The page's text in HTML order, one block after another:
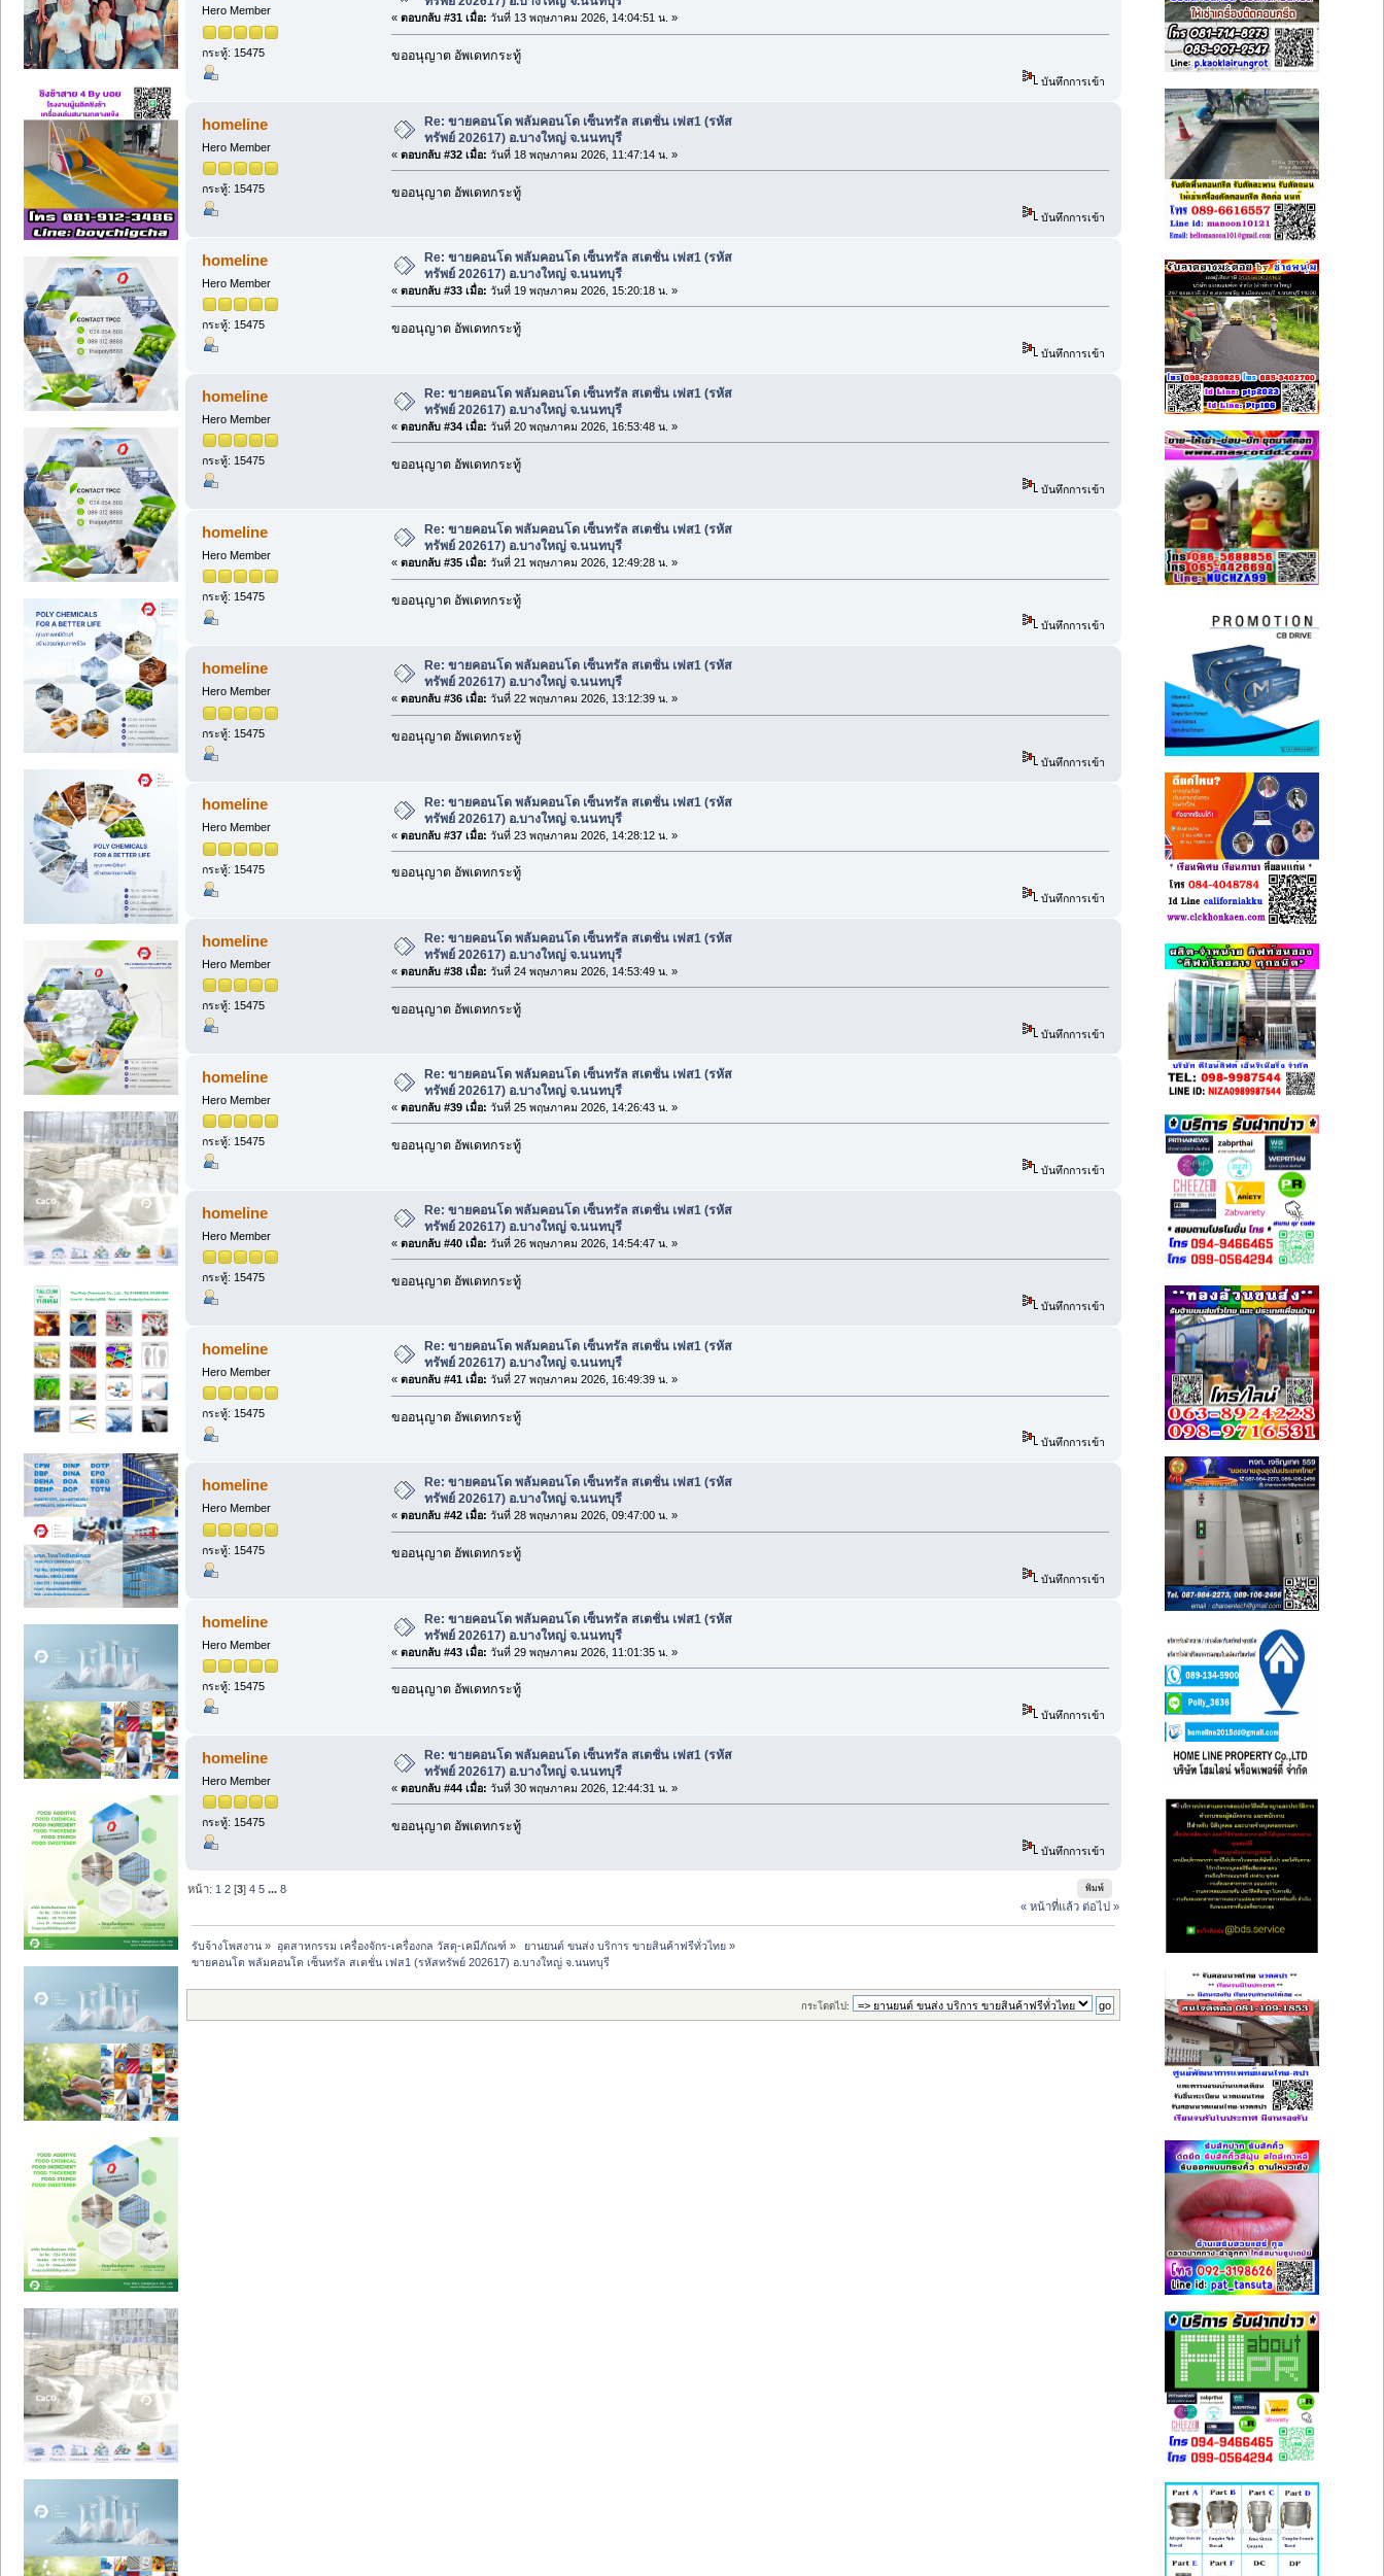
Hero Member
กระทู้: 15475
« ตอบกลับ #31 เมื่อ: วันที่ 13 พฤษภาคม 2026, 14:04:51 น. »
ขออนุญาต อัพเดทกระทู้
บันทึกการเข้า
homeline
Hero Member
กระทู้: 15475
Re: ขายคอนโด พลัมคอนโด เซ็นทรัล สเตชั่น เฟส1 (รหัส
ทรัพย์ 202617) อ.บางใหญ่ จ.นนทบุรี
« ตอบกลับ #32 เมื่อ: วันที่ 18 พฤษภาคม 2026, 11:47:14 น. »
ขออนุญาต อัพเดทกระทู้
บันทึกการเข้า
homeline
Hero Member
กระทู้: 15475
Re: ขายคอนโด พลัมคอนโด เซ็นทรัล สเตชั่น เฟส1 (รหัส
ทรัพย์ 202617) อ.บางใหญ่ จ.นนทบุรี
« ตอบกลับ #33 เมื่อ: วันที่ 19 พฤษภาคม 2026, 15:20:18 น. »
ขออนุญาต อัพเดทกระทู้
บันทึกการเข้า
homeline
Hero Member
กระทู้: 15475
Re: ขายคอนโด พลัมคอนโด เซ็นทรัล สเตชั่น เฟส1 (รหัส
ทรัพย์ 202617) อ.บางใหญ่ จ.นนทบุรี
« ตอบกลับ #34 เมื่อ: วันที่ 20 พฤษภาคม 2026, 16:53:48 น. »
ขออนุญาต อัพเดทกระทู้
บันทึกการเข้า
homeline
Hero Member
กระทู้: 15475
Re: ขายคอนโด พลัมคอนโด เซ็นทรัล สเตชั่น เฟส1 (รหัส
ทรัพย์ 202617) อ.บางใหญ่ จ.นนทบุรี
« ตอบกลับ #35 เมื่อ: วันที่ 21 พฤษภาคม 2026, 12:49:28 น. »
ขออนุญาต อัพเดทกระทู้
บันทึกการเข้า
homeline
Hero Member
กระทู้: 15475
Re: ขายคอนโด พลัมคอนโด เซ็นทรัล สเตชั่น เฟส1 (รหัส
ทรัพย์ 202617) อ.บางใหญ่ จ.นนทบุรี
« ตอบกลับ #36 เมื่อ: วันที่ 22 พฤษภาคม 2026, 13:12:39 น. »
ขออนุญาต อัพเดทกระทู้
บันทึกการเข้า
homeline
Hero Member
กระทู้: 15475
Re: ขายคอนโด พลัมคอนโด เซ็นทรัล สเตชั่น เฟส1 (รหัส
ทรัพย์ 202617) อ.บางใหญ่ จ.นนทบุรี
« ตอบกลับ #37 เมื่อ: วันที่ 23 พฤษภาคม 2026, 14:28:12 น. »
ขออนุญาต อัพเดทกระทู้
บันทึกการเข้า
homeline
Hero Member
กระทู้: 15475
Re: ขายคอนโด พลัมคอนโด เซ็นทรัล สเตชั่น เฟส1 (รหัส
ทรัพย์ 202617) อ.บางใหญ่ จ.นนทบุรี
« ตอบกลับ #38 เมื่อ: วันที่ 24 พฤษภาคม 2026, 14:53:49 น. »
ขออนุญาต อัพเดทกระทู้
บันทึกการเข้า
homeline
Hero Member
กระทู้: 15475
Re: ขายคอนโด พลัมคอนโด เซ็นทรัล สเตชั่น เฟส1 (รหัส
ทรัพย์ 202617) อ.บางใหญ่ จ.นนทบุรี
« ตอบกลับ #39 เมื่อ: วันที่ 25 พฤษภาคม 2026, 14:26:43 น. »
ขออนุญาต อัพเดทกระทู้
บันทึกการเข้า
homeline
Hero Member
กระทู้: 15475
Re: ขายคอนโด พลัมคอนโด เซ็นทรัล สเตชั่น เฟส1 (รหัส
ทรัพย์ 202617) อ.บางใหญ่ จ.นนทบุรี
« ตอบกลับ #40 เมื่อ: วันที่ 26 พฤษภาคม 2026, 14:54:47 น. »
ขออนุญาต อัพเดทกระทู้
บันทึกการเข้า
homeline
Hero Member
กระทู้: 15475
Re: ขายคอนโด พลัมคอนโด เซ็นทรัล สเตชั่น เฟส1 (รหัส
ทรัพย์ 202617) อ.บางใหญ่ จ.นนทบุรี
« ตอบกลับ #41 เมื่อ: วันที่ 27 พฤษภาคม 2026, 16:49:39 น. »
ขออนุญาต อัพเดทกระทู้
บันทึกการเข้า
homeline
Hero Member
กระทู้: 15475
Re: ขายคอนโด พลัมคอนโด เซ็นทรัล สเตชั่น เฟส1 (รหัส
ทรัพย์ 202617) อ.บางใหญ่ จ.นนทบุรี
« ตอบกลับ #42 เมื่อ: วันที่ 28 พฤษภาคม 2026, 09:47:00 น. »
ขออนุญาต อัพเดทกระทู้
บันทึกการเข้า
homeline
Hero Member
กระทู้: 15475
Re: ขายคอนโด พลัมคอนโด เซ็นทรัล สเตชั่น เฟส1 (รหัส
ทรัพย์ 202617) อ.บางใหญ่ จ.นนทบุรี
« ตอบกลับ #43 เมื่อ: วันที่ 29 พฤษภาคม 2026, 11:01:35 น. »
ขออนุญาต อัพเดทกระทู้
บันทึกการเข้า
homeline
Hero Member
กระทู้: 15475
Re: ขายคอนโด พลัมคอนโด เซ็นทรัล สเตชั่น เฟส1 (รหัส
ทรัพย์ 202617) อ.บางใหญ่ จ.นนทบุรี
« ตอบกลับ #44 เมื่อ: วันที่ 30 พฤษภาคม 2026, 12:44:31 น. »
ขออนุญาต อัพเดทกระทู้
บันทึกการเข้า
พิมพ์
หน้า: 1 2 [3]4 5 ...8
« หน้าที่แล้ว ต่อไป »
รับจ้างโพสงาน » อุตสาหกรรม เครื่องจักร-เครื่องกล วัสดุ-เคมีภัณฑ์ » ยานยนต์ ขนส่ง บริการ ขายสินค้าฟรีทั่วไทย»
ขายคอนโด พลัมคอนโด เซ็นทรัล สเตชั่น เฟส1 (รหัสทรัพย์ 202617) อ.บางใหญ่ จ.นนทบุรี
กระโดดไป: